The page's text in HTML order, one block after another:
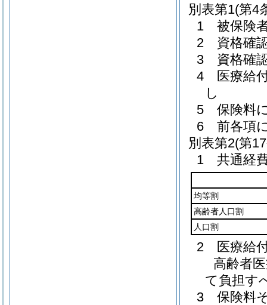
別表第1(第4
1 被保険
2 資格確
3 資格確
4 医療給付
し
5 保険料
6 前各項
別表第2(第
1 共通経
均等割
高齢者人口割
人口割
2 医療給
高齢者
て負担す
3 保険料